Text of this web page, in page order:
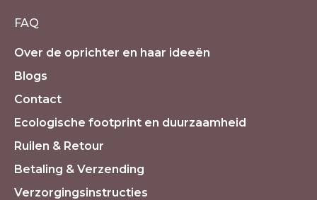
FAQ
Over de oprichter en haar ideeën
Blogs
Contact
Ecologische footprint en duurzaamheid
Ruilen & Retour
Betaling & Verzending
Verzorgingsinstructies